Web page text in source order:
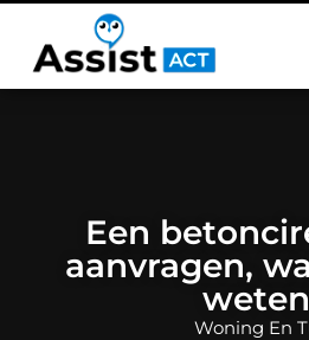
Een
aanvragen,
Woning En